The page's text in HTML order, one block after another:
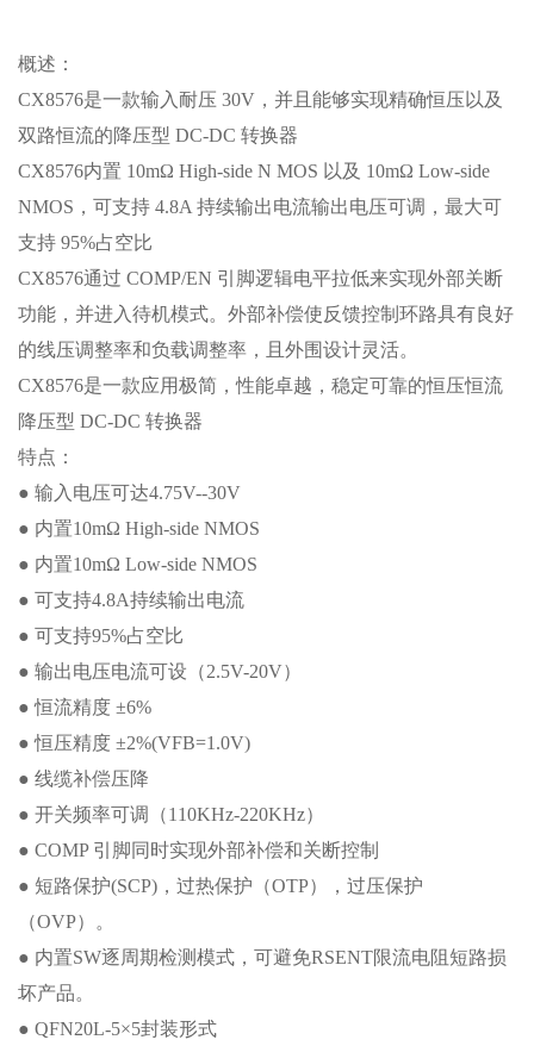
概述：
CX8576是一款输入耐压 30V，并且能够实现精确恒压以及
双路恒流的降压型 DC-DC 转换器
CX8576内置 10mΩ High-side N MOS 以及 10mΩ Low-side
NMOS，可支持 4.8A 持续输出电流输出电压可调，最大可
支持 95%占空比
CX8576通过 COMP/EN 引脚逻辑电平拉低来实现外部关断
功能，并进入待机模式。外部补偿使反馈控制环路具有良好
的线压调整率和负载调整率，且外围设计灵活。
CX8576是一款应用极简，性能卓越，稳定可靠的恒压恒流
降压型 DC-DC 转换器
特点：
● 输入电压可达4.75V--30V
● 内置10mΩ High-side NMOS
● 内置10mΩ Low-side NMOS
● 可支持4.8A持续输出电流
● 可支持95%占空比
● 输出电压电流可设（2.5V-20V）
● 恒流精度 ±6%
● 恒压精度 ±2%(VFB=1.0V)
● 线缆补偿压降
● 开关频率可调（110KHz-220KHz）
● COMP 引脚同时实现外部补偿和关断控制
● 短路保护(SCP)，过热保护（OTP），过压保护
（OVP）。
● 内置SW逐周期检测模式，可避免RSENT限流电阻短路损
坏产品。
● QFN20L-5×5封装形式